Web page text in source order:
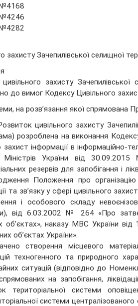
№4168
№4246
№4282
захисту Зачепилівської селищної
захисту
до вимог Кодексу Цивільного
на розв’язання якої спрямована
цивільного захисту
розроблена на виконання
захист інформації в
Міністрів України від
резервів для запобігання і
Положення про організацію
та зв’язку у сфері цивільного
і особового складу
від 6.03.2002 № 264 «Про
об’єктах», наказу МВС України
об’єктах України».
створення місцевого
техногенного та природного
ситуацій (відповідно до
на запобігання,
територіальної системи
системи